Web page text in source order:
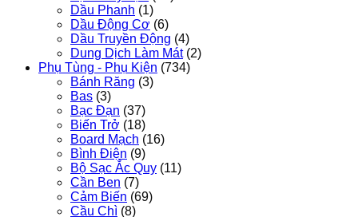
Dầu Phanh (1)
Dầu Động Cơ (6)
Dầu Truyền Động (4)
Dung Dịch Làm Mát (2)
Phụ Tùng - Phụ Kiện (734)
Bánh Răng (3)
Bas (3)
Bạc Đạn (37)
Biến Trở (18)
Board Mạch (16)
Bình Điện (9)
Bộ Sạc Ắc Quy (11)
Cần Ben (7)
Cảm Biến (69)
Cầu Chì (8)